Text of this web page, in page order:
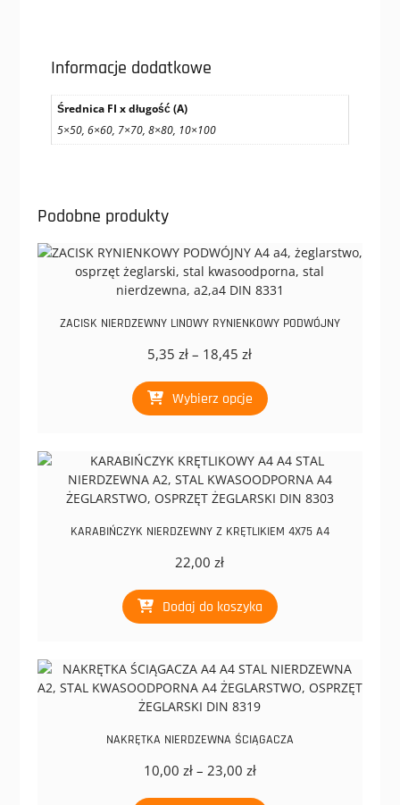
Informacje dodatkowe
Średnica FI x długość (A)
5×50, 6×60, 7×70, 8×80, 10×100
Podobne produkty
ZACISK NIERDZEWNY LINOWY RYNIENKOWY PODWÓJNY
5,35zł – 18,45złZakres
od
5,35 zł
Wybierz opcje
produkt
wariantów.
Opcje
można
na
KARABIŃCZYK NIERDZEWNY Z KRĘTLIKIEM 4X75 A4
22,00zł
Dodaj do koszyka
NAKRĘTKA NIERDZEWNA ŚCIĄGACZA
10,00 zł – 23,00 złZakres